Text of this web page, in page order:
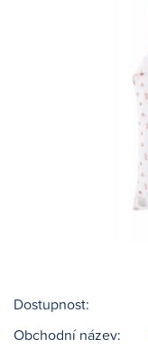
Dostupnost:
Obchodní název: